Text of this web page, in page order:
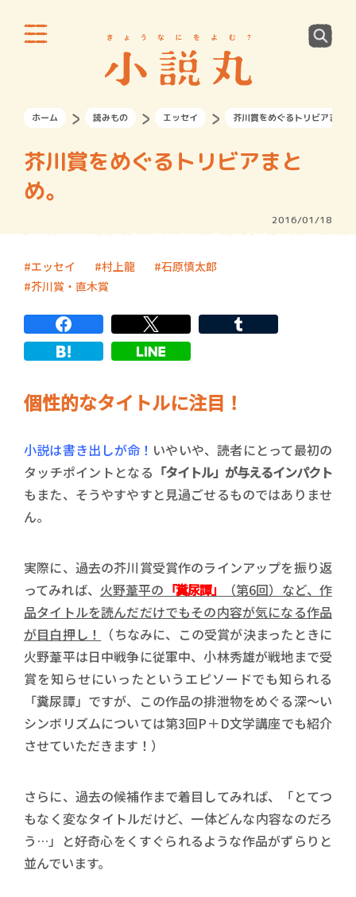
ホーム 読みもの エッセイ 芥川賞をめぐるトリビアまと
芥川賞をめぐるトリビアまと
め。
2016/01/18
エッセイ 村上龍
石原慎太郎
芥川賞・直木賞
個性的なタイトルに注目！
小説は書き出しが命！ いやいや、読者にとって最初の
タッチポイントとなる 「タイトル」が与えるインパクト
もまた、そうやすやすと見過ごせるものではありませ
ん。
実際に、過去の芥川賞受賞作のラインアップを振り返
ってみれば、 火野葦平の 「糞尿譚」
（第6回）など、作
品タイトルを読んだだけでもその内容が気になる作品
が目白押し！
（ちなみに、この受賞が決まったときに
火野葦平は日中戦争に従軍中、小林秀雄が戦地まで受
賞を知らせにいったというエピソードでも知られる
「糞尿譚」ですが、この作品の排泄物をめぐる深〜い
シンボリズムについては第3回P＋D文学講座でも紹介
させていただきます！）
さらに、過去の候補作まで着目してみれば、「とてつ
もなく変なタイトルだけど、一体どんな内容なのだろ
う…」と好奇心をくすぐられるような作品がずらりと
並んでいます。